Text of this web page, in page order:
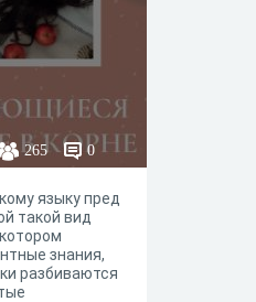
265 0
языку пред
такой вид
знания,
разбиваются